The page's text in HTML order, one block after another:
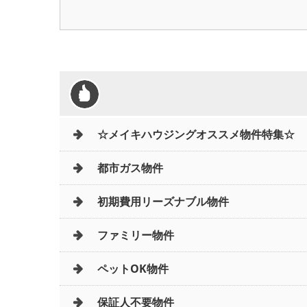
☆メイキハウジングオススメ物件特集☆
都市ガス物件
初期費用リーズナブル物件
ファミリー物件
ペットOK物件
保証人不要物件